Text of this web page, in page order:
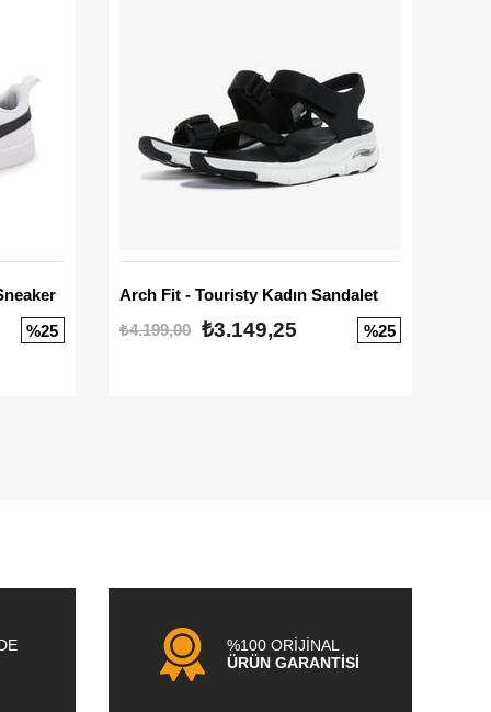
%25
Arch Fit - Touristy Kadın Sandalet
₺4.199,00
₺3.149,25 %25
%100 ORİJİNAL
ÜRÜN GARANTİSİ